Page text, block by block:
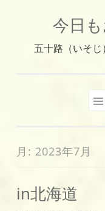
ッ
今日
五十路（いそ
月: 2023年7月
in北海道